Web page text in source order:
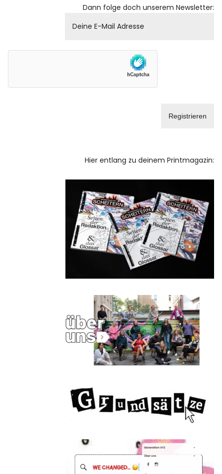
Dann folge doch unserem Newsletter:
Hier entlang zu deinem Printmagazin: